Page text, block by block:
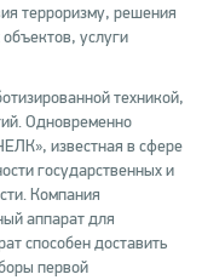
терроризму, решения
услуги
техникой,
Одновременно
известная в сфере
государственных и
Компания
аппарат для
способен доставить
первой